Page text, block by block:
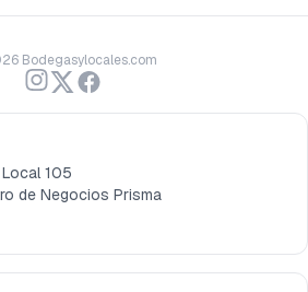
Bodegasylocales.com
105
de Negocios Prisma